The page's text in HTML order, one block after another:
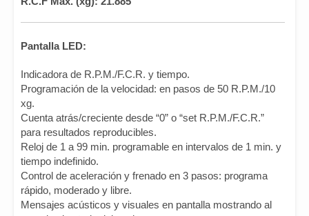
Pantalla LED:
Indicadora de R.P.M./F.C.R. y tiempo.
Programación de la velocidad: en pasos de 50 R.P.M./10
xg.
Cuenta atrás/creciente desde “0” o “set R.P.M./F.C.R.”
para resultados reproducibles.
Reloj de 1 a 99 min. programable en intervalos de 1 min. y
tiempo indefinido.
Control de aceleración y frenado en 3 pasos: programa
rápido, moderado y libre.
Mensajes acústicos y visuales en pantalla mostrando al